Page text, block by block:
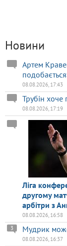
Новини
Артем
08.08.2026, 17:43
Трубін хоче
08.08.2026, 17:19
Ліга
другому
арбітри з
08.08.2026, 16:58
Мудрик
3
08.08.2026, 16:37